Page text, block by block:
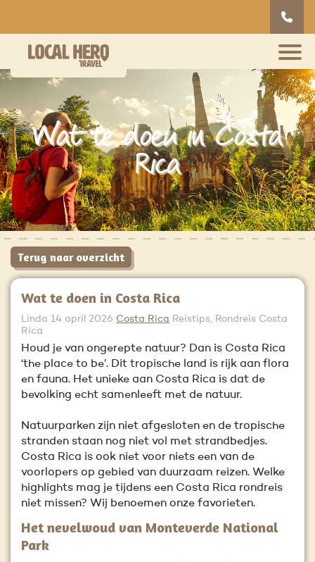
Wat te doen in Costa
Rica
Wat te doen in Costa Rica
Linda 14 april 2026 Costa Rica Reistips, Rondreis Costa
Rica
Houd je van ongerepte natuur? Dan is Costa Rica
‘the place to be’. Dit tropische land is rijk aan flora
en fauna. Het unieke aan Costa Rica is dat de
bevolking echt samenleeft met de natuur.
Natuurparken zijn niet afgesloten en de tropische
stranden staan nog niet vol met strandbedjes.
Costa Rica is ook niet voor niets een van de
voorlopers op gebied van duurzaam reizen. Welke
highlights mag je tijdens een Costa Rica rondreis
niet missen? Wij benoemen onze favorieten.
Het nevelwoud van Monteverde National
Park
Terug naar overzicht